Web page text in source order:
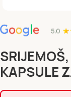
KAPSULE